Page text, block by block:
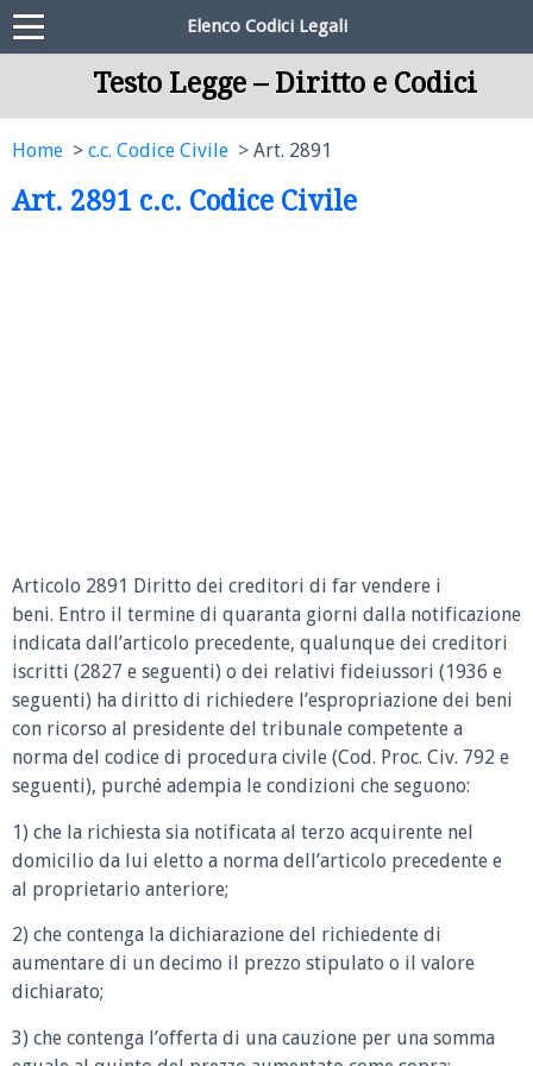
Elenco Codici Legali
Testo Legge – Diritto e Codici
Home c.c. Codice Civile Art. 2891
Art. 2891 c.c. Codice Civile
Articolo 2891 Diritto dei creditori di far vendere i
beni. Entro il termine di quaranta giorni dalla notificazione
indicata dall’articolo precedente, qualunque dei creditori
iscritti (2827 e seguenti) o dei relativi fideiussori (1936 e
seguenti) ha diritto di richiedere l’espropriazione dei beni
con ricorso al presidente del tribunale competente a
norma del codice di procedura civile (Cod. Proc. Civ. 792 e
seguenti), purché adempia le condizioni che seguono:
1) che la richiesta sia notificata al terzo acquirente nel
domicilio da lui eletto a norma dell’articolo precedente e
al proprietario anteriore;
2) che contenga la dichiarazione del richiedente di
aumentare di un decimo il prezzo stipulato o il valore
dichiarato;
3) che contenga l’offerta di una cauzione per una somma